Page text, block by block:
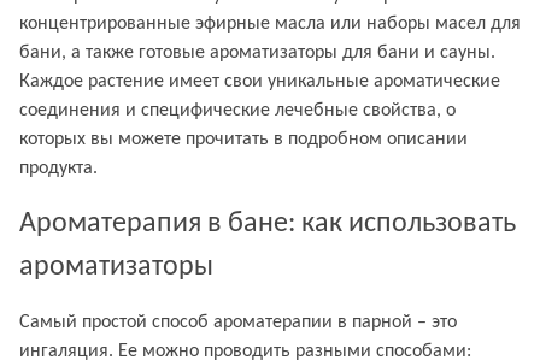
концентрированные эфирные масла или наборы масел для
бани, а также готовые ароматизаторы для бани и сауны.
Каждое растение имеет свои уникальные ароматические
соединения и специфические лечебные свойства, о
которых вы можете прочитать в подробном описании
продукта.
Ароматерапия в бане: как использовать
ароматизаторы
Самый простой способ ароматерапии в парной – это
ингаляция. Ее можно проводить разными способами: